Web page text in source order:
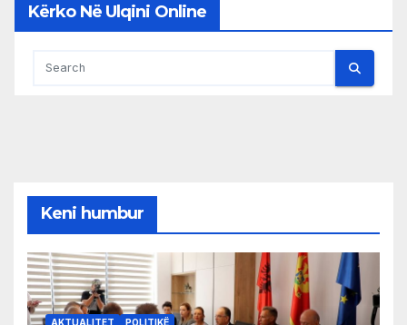
Kërko Në Ulqini Online
Keni humbur
AKTUALITET POLITIKË